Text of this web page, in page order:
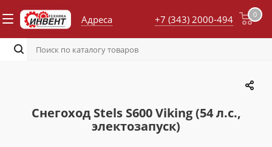
Адреса 0
+7 (343) 2000-494
Снегоход Stels S600 Viking (54 л.с.,
электозапуск)